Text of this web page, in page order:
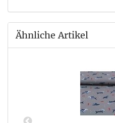
Ähnliche Artikel